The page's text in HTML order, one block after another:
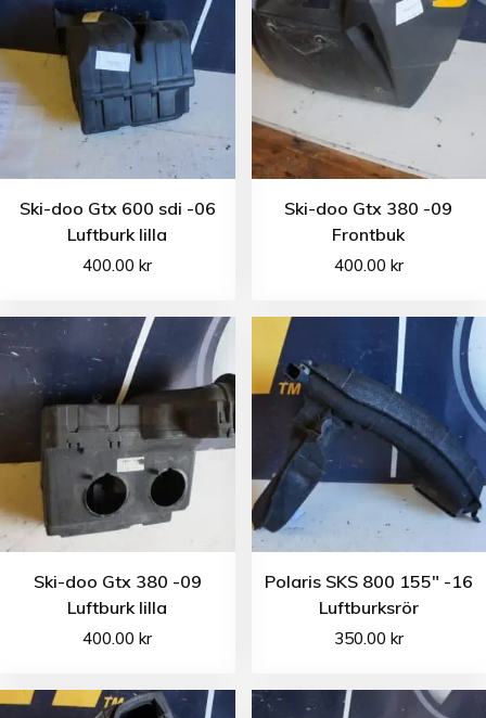
Ski-doo Gtx 600 sdi -06
Luftburk lilla
400.00kr
Ski-doo Gtx 380 -09
Frontbuk
400.00 kr
Ski-doo Gtx 380 -09
Luftburk lilla
400.00kr
Polaris SKS 800 155″ -16
Luftburksrör
350.00 kr